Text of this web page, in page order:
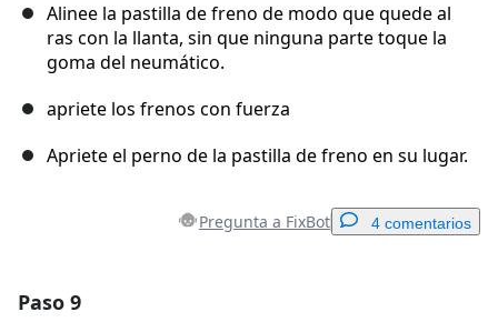
Alinee la pastilla de freno de modo que quede al
ras con la llanta, sin que ninguna parte toque la
goma del neumático.
apriete los frenos con fuerza
Apriete el perno de la pastilla de freno en su lugar.
Pregunta a FixBot 4 comentarios
Paso 9